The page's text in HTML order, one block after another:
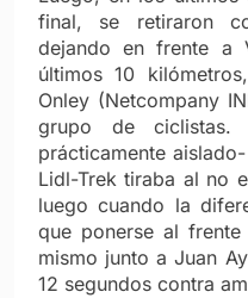
final, se retiraron
dejando en frente a
últimos 10
Onley (Netcompany
grupo de
prácticamente
Lidl-Trek tiraba al no
luego cuando la
que ponerse al
mismo junto a Juan
12 segundos contra